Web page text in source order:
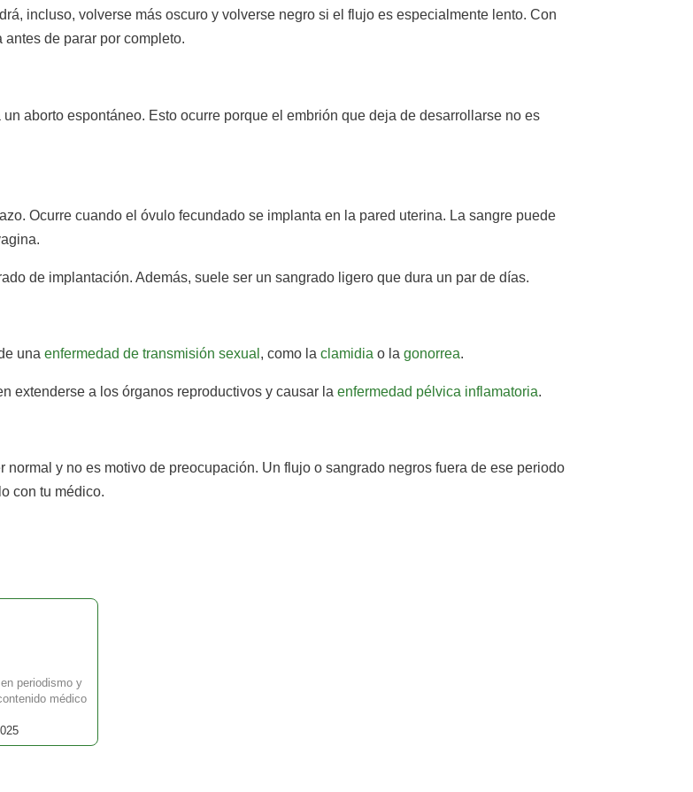
incluso, volverse más oscuro y volverse negro si el flujo es especialmente lento. Con
de parar por completo.
aborto espontáneo. Esto ocurre porque el embrión que deja de desarrollarse no es
Ocurre cuando el óvulo fecundado se implanta en la pared uterina. La sangre puede
de implantación. Además, suele ser un sangrado ligero que dura un par de días.
una enfermedad de transmisión sexual , como la clamidia o la gonorrea.
extenderse a los órganos reproductivos y causar la enfermedad pélvica inflamatoria.
y no es motivo de preocupación. Un flujo o sangrado negros fuera de ese periodo
con tu médico.
periodismo y
médico